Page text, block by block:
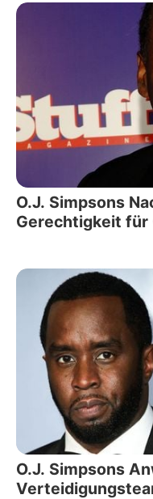
O.J. Simpsons
Gerechtigkeit für
O.J. Simpsons